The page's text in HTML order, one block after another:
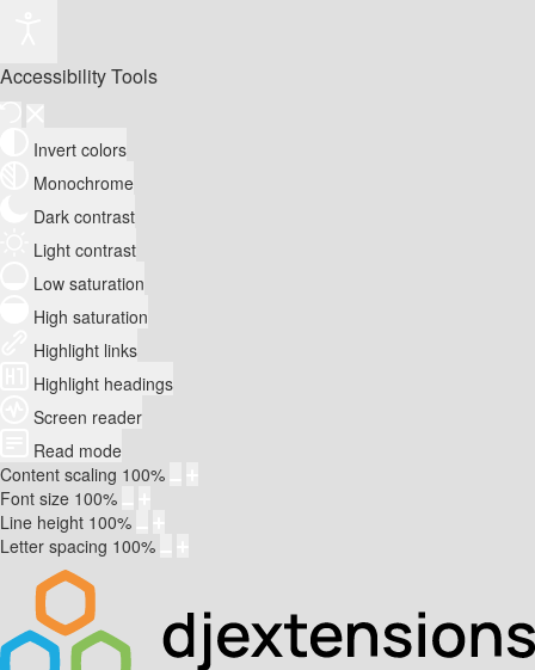
Accessibility Tools
Invert colors
Monochrome
Dark contrast
Light contrast
Low saturation
High saturation
Highlight links
Highlight headings
Screen reader
Read mode
Content scaling 100%
Font size 100%
Line height 100%
Letter spacing 100%